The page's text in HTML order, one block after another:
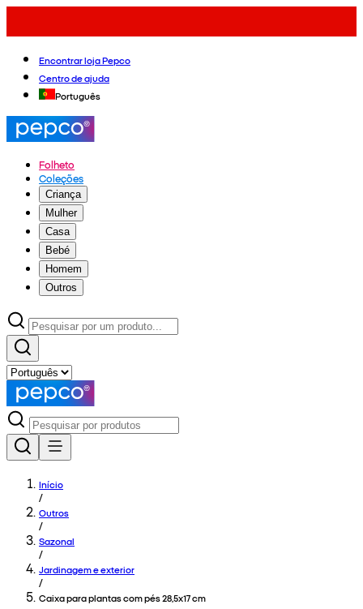
Encontrar loja Pepco
Centro de ajuda
Português
Folheto
Coleções
Criança
Mulher
Casa
Bebé
Homem
Outros
Início
/
Outros
/
Sazonal
/
Jardinagem e exterior
/
Caixa para plantas com pés 28,5x17 cm